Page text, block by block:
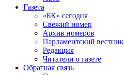
Газета
«БК» сегодня
Свежий номер
Архив номеров
Парламентский вестник
Редакция
Читатели о газете
Обратная связь